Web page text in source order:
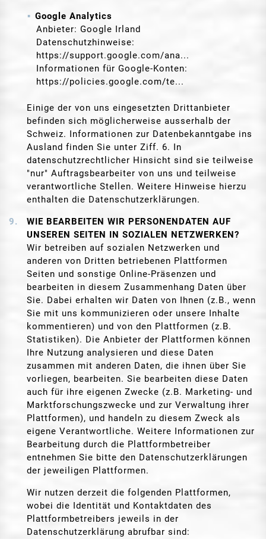
Google Analytics
Anbieter: Google Irland
Datenschutzhinweise:
https://support.google.com/ana...
Informationen für Google-Konten:
https://policies.google.com/te...
Einige der von uns eingesetzten Drittanbieter
befinden sich möglicherweise ausserhalb der
Schweiz. Informationen zur Datenbekanntgabe ins
Ausland finden Sie unter Ziff. 6. In
datenschutzrechtlicher Hinsicht sind sie teilweise
"nur" Auftragsbearbeiter von uns und teilweise
verantwortliche Stellen. Weitere Hinweise hierzu
enthalten die Datenschutzerklärungen.
WIE BEARBEITEN WIR PERSONENDATEN AUF
UNSEREN SEITEN IN SOZIALEN NETZWERKEN?
Wir betreiben auf sozialen Netzwerken und
anderen von Dritten betriebenen Plattformen
Seiten und sonstige Online-Präsenzen und
bearbeiten in diesem Zusammenhang Daten über
Sie. Dabei erhalten wir Daten von Ihnen (z.B., wenn
Sie mit uns kommunizieren oder unsere Inhalte
kommentieren) und von den Plattformen (z.B.
Statistiken). Die Anbieter der Plattformen können
Ihre Nutzung analysieren und diese Daten
zusammen mit anderen Daten, die ihnen über Sie
vorliegen, bearbeiten. Sie bearbeiten diese Daten
auch für ihre eigenen Zwecke (z.B. Marketing- und
Marktforschungszwecke und zur Verwaltung ihrer
Plattformen), und handeln zu diesem Zweck als
eigene Verantwortliche. Weitere Informationen zur
Bearbeitung durch die Plattformbetreiber
entnehmen Sie bitte den Datenschutzerklärungen
der jeweiligen Plattformen.
Wir nutzen derzeit die folgenden Plattformen,
wobei die Identität und Kontaktdaten des
Plattformbetreibers jeweils in der
Datenschutzerklärung abrufbar sind: